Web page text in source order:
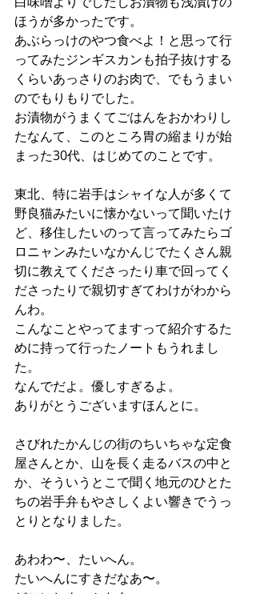
ほうが多かったです。
あぶらっけのやつ食べよ！と思って行
ってみたジンギスカンも拍子抜けする
くらいあっさりのお肉で、でもうまい
のでもりもりでした。
お漬物がうまくてごはんをおかわりし
たなんて、このところ胃の縮まりが始
まった30代、はじめてのことです。
東北、特に岩手はシャイな人が多くて
野良猫みたいに懐かないって聞いたけ
ど、移住したいのって言ってみたらゴ
ロニャンみたいなかんじでたくさん親
切に教えてくださったり車で回ってく
ださったりで親切すぎてわけがわから
んわ。
こんなことやってますって紹介するた
めに持って行ったノートもうれまし
た。
なんでだよ。優しすぎるよ。
ありがとうございますほんとに。
さびれたかんじの街のちいちゃな定食
屋さんとか、山を長く走るバスの中と
か、そういうとこで聞く地元のひとた
ちの岩手弁もやさしくよい響きでうっ
とりとなりました。
あわわ〜、たいへん。
たいへんにすきだなあ〜。